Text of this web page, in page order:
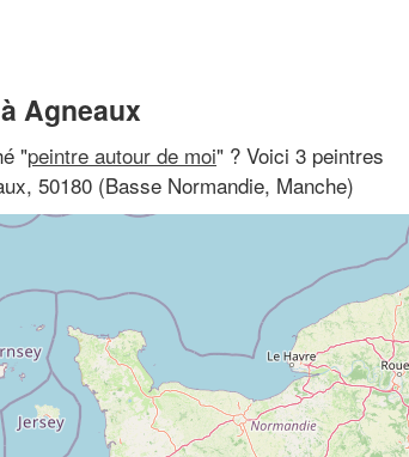
Agneaux
"peintre autour de moi" ? Voici 3 peintres
50180 (Basse Normandie, Manche)